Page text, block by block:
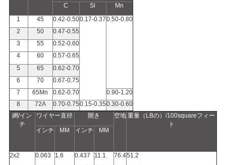
い
図
PRIVACY
POLICY
C
Si
Mn
1
45 0.42-0.500.17-0.370.50-0.80
2
50
0.47-0.55
3
55
0.52-0.60
4
60
0.57-0.65
5
65
0.62-0.70
6
70
0.67-0.75
7
65Mn 0.62-0.70
0.90-1.20
8
72A 0.70-0.750.15-0.350.30-0.60
網/イン
チ
ワイヤー直径 開き 空地 重量（LBの）/100squareフィー
ト
インチ
MM インチ MM
2x2 0.063 1.6 0.437 11.1 76.451.2